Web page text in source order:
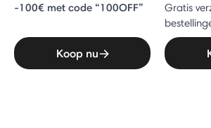
-100€ met code “100OFF”
Koop nu
Gratis